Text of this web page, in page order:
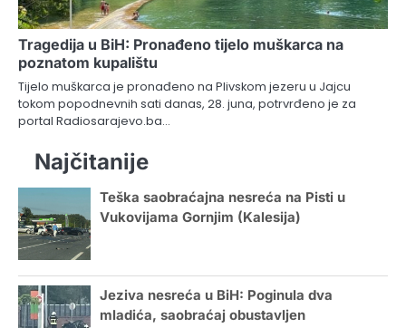
Tragedija u BiH: Pronađeno tijelo muškarca na
poznatom kupalištu
Tijelo muškarca je pronađeno na Plivskom jezeru u Jajcu
tokom popodnevnih sati danas, 28. juna, potrvrđeno je za
portal Radiosarajevo.ba…
Najčitanije
Teška saobraćajna nesreća na Pisti u
Vukovijama Gornjim (Kalesija)
Jeziva nesreća u BiH: Poginula dva
mladića, saobraćaj obustavljen